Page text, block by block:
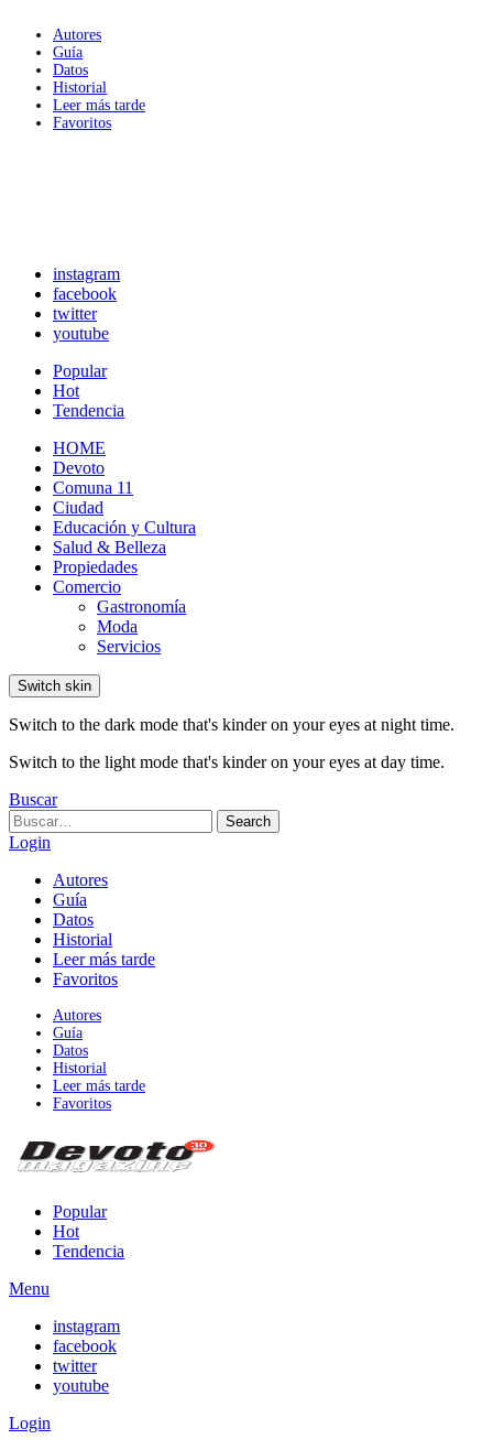
Autores
Guía
Datos
Historial
Leer más tarde
Favoritos
instagram
facebook
twitter
youtube
Popular
Hot
Tendencia
HOME
Devoto
Comuna 11
Ciudad
Educación y Cultura
Salud & Belleza
Propiedades
Comercio
Gastronomía
Moda
Servicios
Switch skin
Switch to the dark mode that's kinder on your eyes at night time.
Switch to the light mode that's kinder on your eyes at day time.
Buscar
Search
for:
Search
Login
Autores
Guía
Datos
Historial
Leer más tarde
Favoritos
Autores
Guía
Datos
Historial
Leer más tarde
Favoritos
Popular
Hot
Tendencia
Menu
instagram
facebook
twitter
youtube
Login